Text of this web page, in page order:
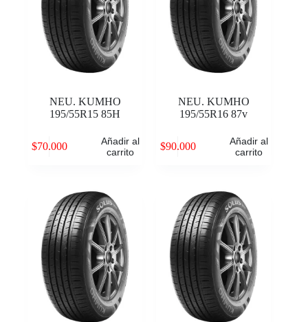
NEU. KUMHO
195/55R15 85H
$70.000
Añadir al
carrito
NEU. KUMHO
195/55R16 87v
$90.000
Añadir al
carrito